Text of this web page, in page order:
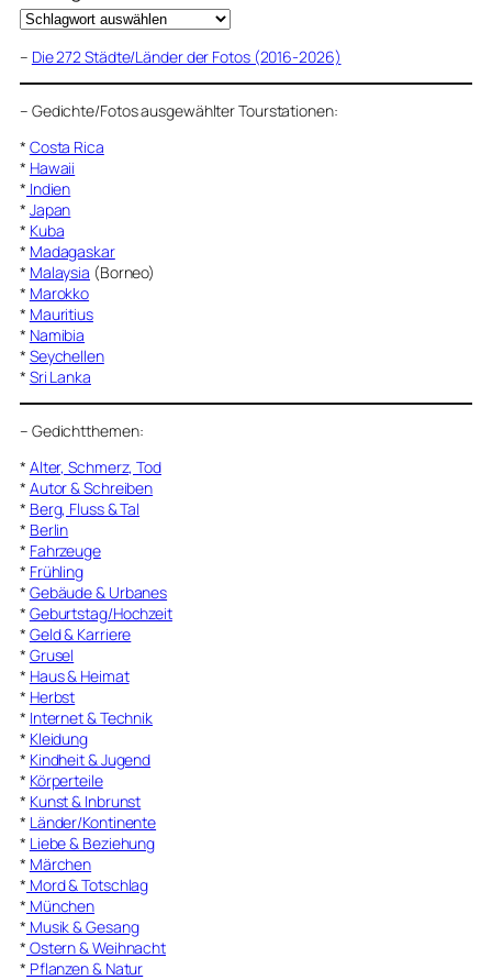
– Die 272 Städte/Länder der Fotos (2016-2026)
– Gedichte/Fotos ausgewählter Tourstationen:
* Costa Rica
* Hawaii
* Indien
* Japan
* Kuba
* Madagaskar
* Malaysia (Borneo)
* Marokko
* Mauritius
* Namibia
* Seychellen
* Sri Lanka
– Gedichtthemen:
* Alter, Schmerz, Tod
* Autor & Schreiben
* Berg, Fluss & Tal
* Berlin
* Fahrzeuge
* Frühling
* Gebäude & Urbanes
* Geburtstag/Hochzeit
* Geld & Karriere
* Grusel
* Haus & Heimat
* Herbst
* Internet & Technik
* Kleidung
* Kindheit & Jugend
* Körperteile
* Kunst & Inbrunst
* Länder/Kontinente
* Liebe & Beziehung
* Märchen
* Mord & Totschlag
* München
* Musik & Gesang
* Ostern & Weihnacht
* Pflanzen & Natur